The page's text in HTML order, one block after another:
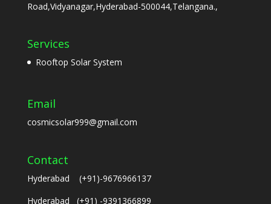
Road,Vidyanagar,Hyderabad-500044,Telangana.,
Services
Rooftop Solar System
Email
cosmicsolar999@gmail.com
Contact
Hyderabad (+91)-9676966137
Hyderabad (+91) -9391366899